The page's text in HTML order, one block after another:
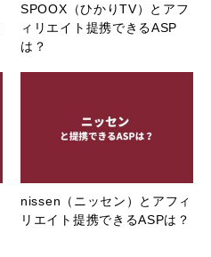
SPOOX（ひかりTV）とアフ
ィリエイト提携できるASP
は？
nissen（ニッセン）とアフィ
リエイト提携できるASPは？